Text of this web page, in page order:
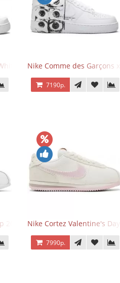
Nike Comme des Garçons
7190р.
Nike Cortez Valentine's Day
7990р.